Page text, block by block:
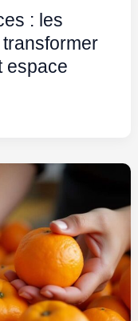
: les
espace